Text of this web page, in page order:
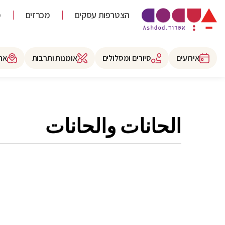
הצטרפות עסקים מכרזים
אירועים סיורים ומסלולים אומנות ותרבות
الحانات والحانات